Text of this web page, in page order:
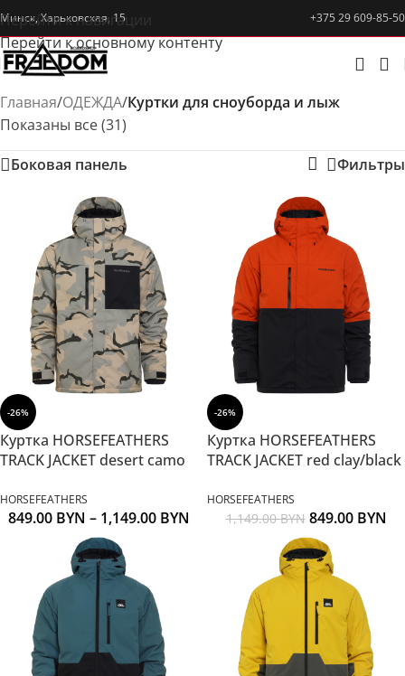
Перейти к навигации
Перейти к основному контенту
Минск, Харьковская, 15 +375 29 609-85-50
Главная/ОДЕЖДА/Куртки для сноуборда и лыж
Показаны все (31)
Боковая панель
Фильтры
-26%
Куртка HORSEFEATHERS
TRACK JACKET desert camo
HORSEFEATHERS
849.00 BYN – 1,149.00 BYN
-26%
Куртка HORSEFEATHERS
TRACK JACKET red clay/black
HORSEFEATHERS
1,149.00BYN 849.00 BYN